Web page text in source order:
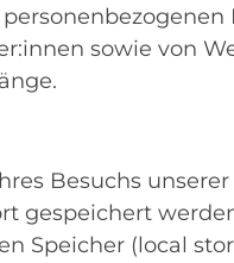
sowie von
Besuchs
gespeichert
Speicher (local